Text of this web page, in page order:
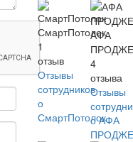
СмартПотолок
1
отзыв
Отзывы
сотрудников
о
СмартПотолок
АФА
4
отзыва
Отзывы
о АФА